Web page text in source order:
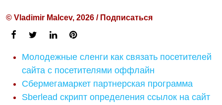
© Vladimir Malcev, 2026 / Подписаться
Молодежные сленги как связать посетителей
сайта с посетителями оффлайн
Сбермегамаркет партнерская программа
Sberlead скрипт определения ссылок на сайт